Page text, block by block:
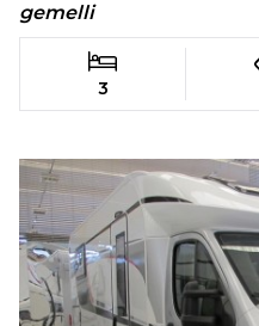
gemelli
3